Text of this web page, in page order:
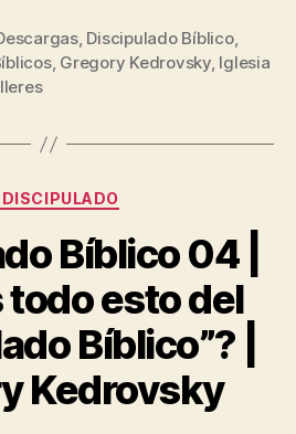
, Discipulado Bíblico,
, Gregory Kedrovsky, Iglesia
Categorías
DISCIPULADO
Bíblico 04 |
todo esto del
Bíblico”? |
Kedrovsky